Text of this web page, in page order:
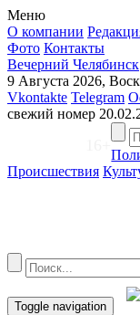
Меню
О компании
Фото Контакты
Вечерний Челябинск
9 Августа 2026,
Vkontakte Telegram
свежий номер
16+
Происшествия
Toggle navigation